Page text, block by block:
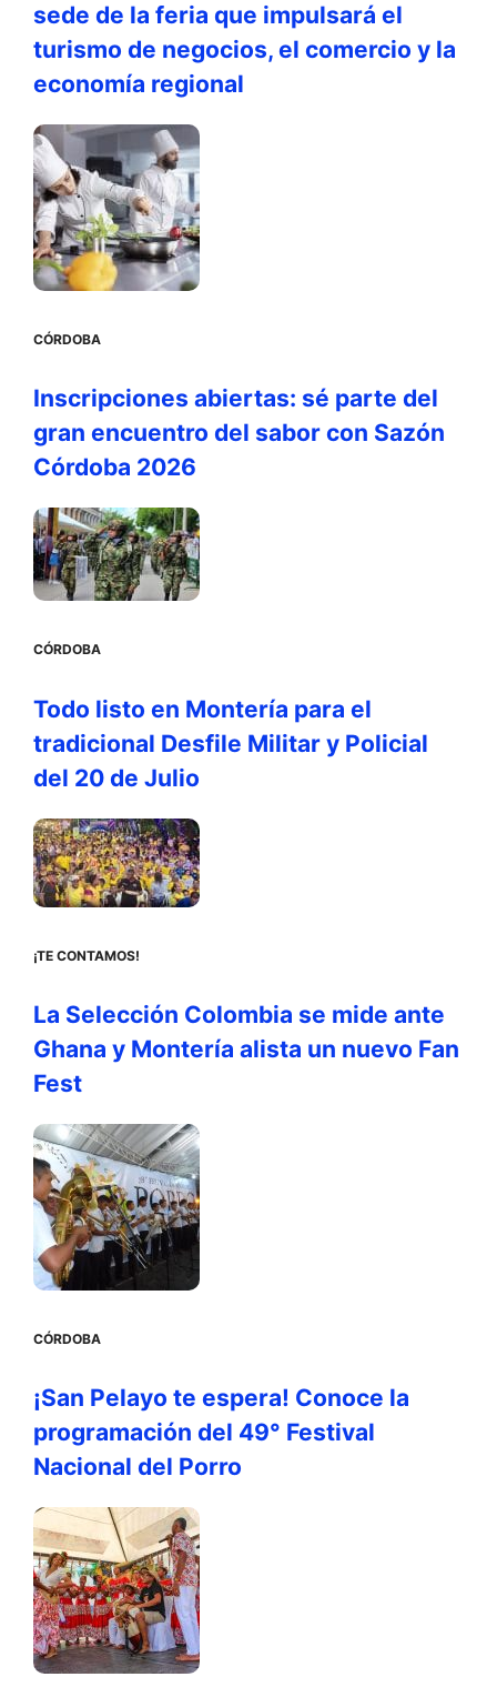
sede de la feria que impulsará el
turismo de negocios, el comercio y la
economía regional
CÓRDOBA
Inscripciones abiertas: sé parte del
gran encuentro del sabor con Sazón
Córdoba 2026
CÓRDOBA
Todo listo en Montería para el
tradicional Desfile Militar y Policial
del 20 de Julio
¡TE CONTAMOS!
La Selección Colombia se mide ante
Ghana y Montería alista un nuevo Fan
Fest
CÓRDOBA
¡San Pelayo te espera! Conoce la
programación del 49° Festival
Nacional del Porro